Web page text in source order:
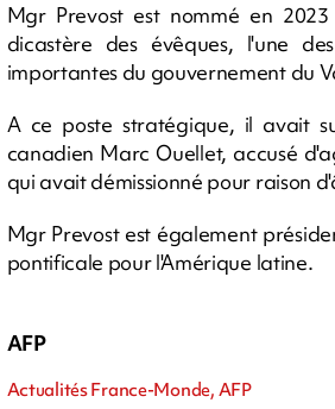
Mgr Prevost est nommé en
dicastère des évêques, l'une
importantes du gouvernement du
A ce poste stratégique, il avait
canadien Marc Ouellet, accusé
qui avait démissionné pour raison
Mgr Prevost est également
pontificale pour l'Amérique latine.
AFP
Actualités France-Monde, AFP